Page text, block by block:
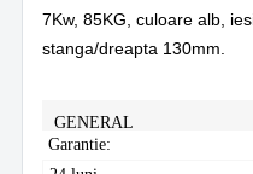
7Kw, 85KG, culoare alb,
stanga/dreapta 130mm.
GENERAL
Garantie: